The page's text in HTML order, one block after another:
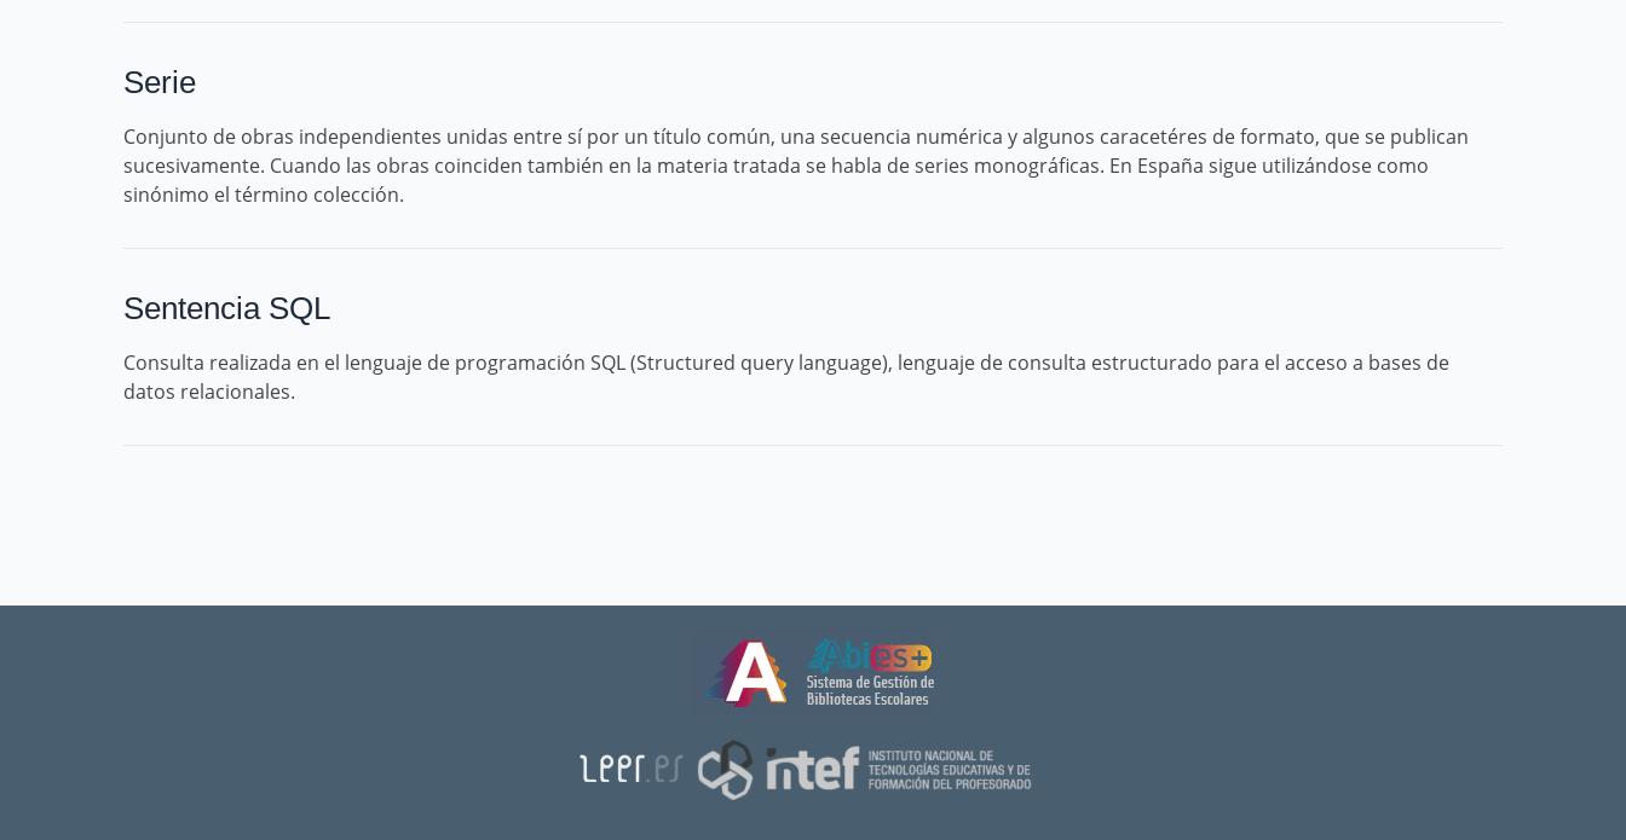
Serie
Conjunto de obras independientes unidas entre sí por un título común, una secuencia numérica y algunos caracetéres de formato, que se publican
sucesivamente. Cuando las obras coinciden también en la materia tratada se habla de series monográficas. En España sigue utilizándose como
sinónimo el término colección.
Sentencia SQL
Consulta realizada en el lenguaje de programación SQL (Structured query language), lenguaje de consulta estructurado para el acceso a bases de
datos relacionales.